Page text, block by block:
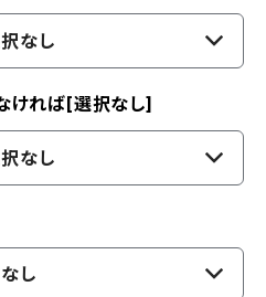
なし
ければ[選択なし]
なし
なし